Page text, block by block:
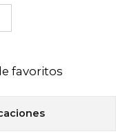
favoritos